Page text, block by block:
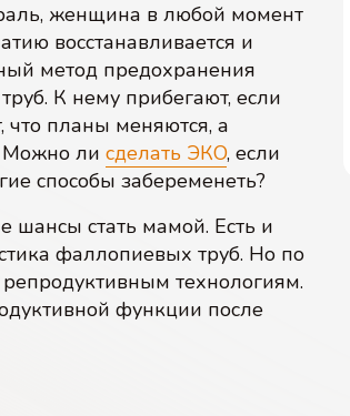
женщина в любой момент
восстанавливается и
метод предохранения
К нему прибегают, если
что планы меняются, а
Можно ли сделать ЭКО, если
способы забеременеть?
шансы стать мамой. Есть и
фаллопиевых труб. Но по
технологиям.
функции после